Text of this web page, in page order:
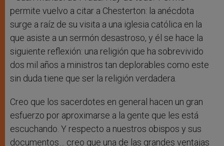
permite vuelvo a citar a Chesterton: la anécdota
surge a raíz de su visita a una iglesia católica en la
que asiste a un sermón desastroso, y él se hace la
siguiente reflexión: una religión que ha sobrevivido
dos mil años a ministros tan deplorables como este
sin duda tiene que ser la religión verdadera.
Creo que los sacerdotes en general hacen un gran
esfuerzo por aproximarse a la gente que les está
escuchando. Y respecto a nuestros obispos y sus
documentos… creo que una de las grandes ventajas